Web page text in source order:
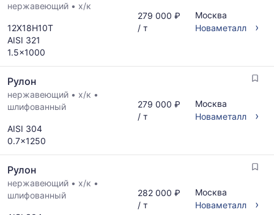
нержавеющий • х/к
12Х18Н10Т
AISI 321
1.5x1000
279 000 ₽
/ т
Москва
Новаметалл
›
Рулон
нержавеющий • х/к •
шлифованный
AISI 304
0.7x1250
279 000 ₽
/ т
Москва
Новаметалл
›
Рулон
нержавеющий • х/к •
шлифованный
282 000 ₽
/ т
Москва
Новаметалл
›